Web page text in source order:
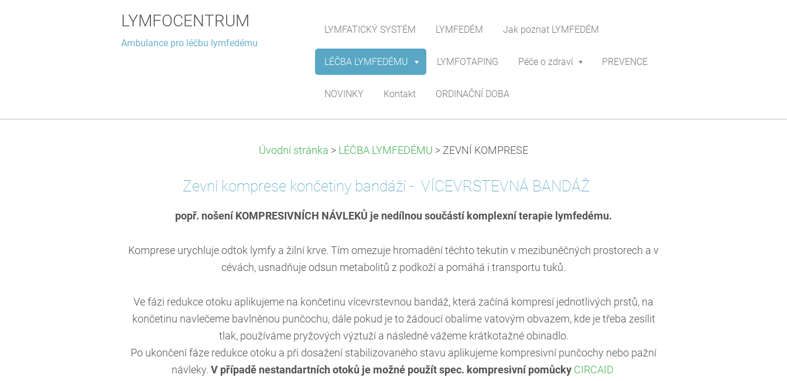
LYMFOCENTRUM
Ambulance pro léčbu lymfedému
LYMFATICKÝ SYSTÉM LYMFEDÉM Jak poznat LYMFEDÉM
LÉČBA LYMFEDÉMU LYMFOTAPING Péče o zdraví PREVENCE
NOVINKY Kontakt ORDINAČNÍ DOBA
Úvodní stránka > LÉČBA LYMFEDÉMU > ZEVNÍ KOMPRESE
Zevní komprese končetiny bandáží - VÍCEVRSTEVNÁ BANDÁŽ
popř. nošení KOMPRESIVNÍCH NÁVLEKŮ je nedílnou součástí komplexní terapie lymfedému.
Komprese urychluje odtok lymfy a žilní krve. Tím omezuje hromadění těchto tekutin v mezibuněčných prostorech a v
cévách, usnadňuje odsun metabolitů z podkoží a pomáhá i transportu tuků.
Ve fázi redukce otoku aplikujeme na končetinu vícevrstevnou bandáž, která začíná kompresí jednotlivých prstů, na
končetinu navlečeme bavlněnou punčochu, dále pokud je to žádoucí obalíme vatovým obvazem, kde je třeba zesílit
tlak, používáme pryžových výztuží a následně vážeme krátkotažné obinadlo.
Po ukončení fáze redukce otoku a při dosažení stabilizovaného stavu aplikujeme kompresivní punčochy nebo pažní
návleky. V případě nestandartních otoků je možné použít spec. kompresivní pomůcky CIRCAID